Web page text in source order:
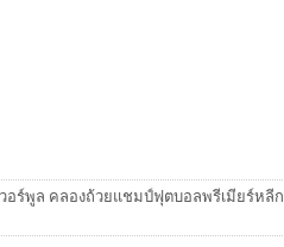
อร์พูล คลองถ้วยแชมป์ฟุตบอลพรีเมียร์หลีก